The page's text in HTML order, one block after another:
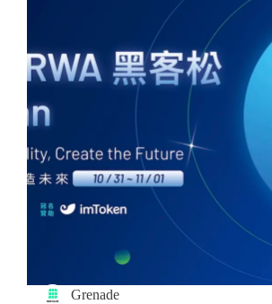
Grenade